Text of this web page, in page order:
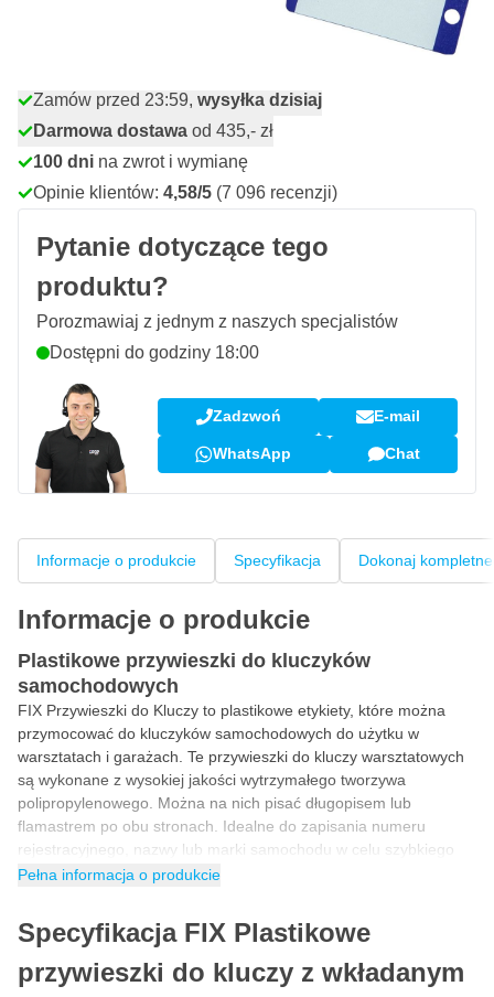
Dodaj do koszyka
Zamów przed 23:59, wysyłka dzisiaj
Darmowa dostawa od 435,- zł
100 dni na zwrot i wymianę
Opinie klientów: 4,58/5 (7 096 recenzji)
Pytanie dotyczące tego
produktu?
Porozmawiaj z jednym z naszych specjalistów
Dostępni do godziny 18:00
Zadzwoń E-mail
WhatsApp Chat
Informacje o produkcie Specyfikacja Dokonaj
Informacje o produkcie
Plastikowe przywieszki do kluczyków
samochodowych
FIX Przywieszki do Kluczy to plastikowe etykiety, które można
przymocować do kluczyków samochodowych do użytku w
warsztatach i garażach. Te przywieszki do kluczy warsztatowych
są wykonane z wysokiej jakości wytrzymałego tworzywa
polipropylenowego. Można na nich pisać długopisem lub
flamastrem po obu stronach. Idealne do zapisania numeru
rejestracyjnego, nazwy lub marki samochodu w celu szybkiego
rozpoznania. Płaski i wąski pasek umożliwia przeciągnięcie
Plastikowa przywieszka do kluczyków w 6
kolorach
Plastikowe przywieszki do kluczyków samochodowych są
Pełna informacja o produkcie
Specyfikacja FIX Plastikowe
przywieszki do kluczy z wkładanym